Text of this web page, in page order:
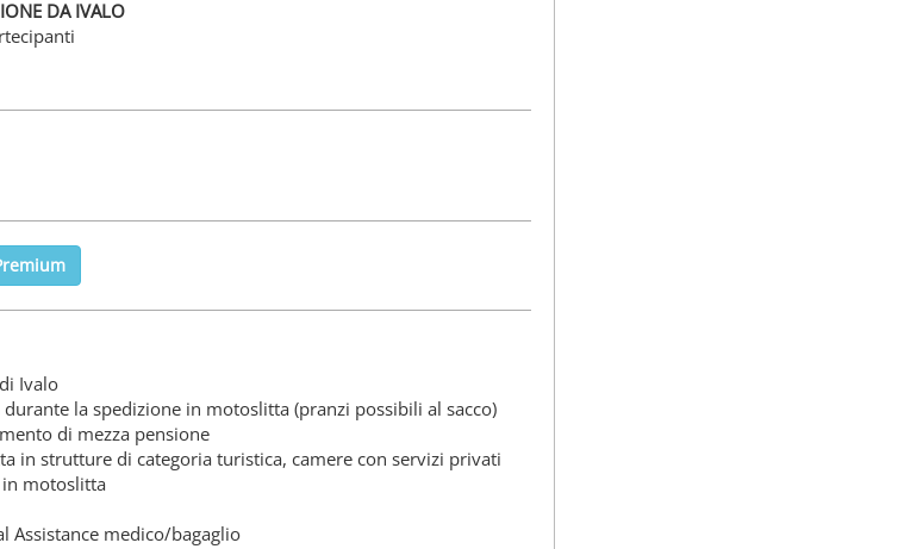
DA IVALO
Ivalo
la spedizione in motoslitta (pranzi possibili al sacco)
di mezza pensione
in strutture di categoria turistica, camere con servizi privati
motoslitta
Assistance medico/bagaglio